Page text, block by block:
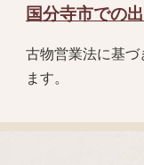
国分寺市での
古物営業法に基
ます。